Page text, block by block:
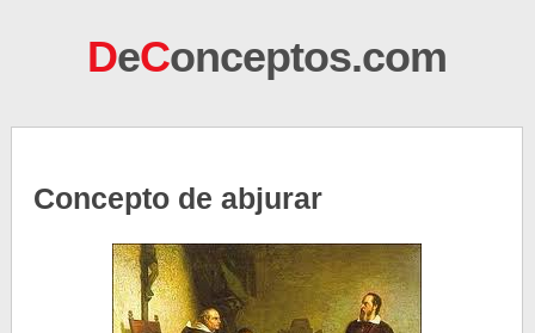
DeConceptos.com
Concepto de abjurar